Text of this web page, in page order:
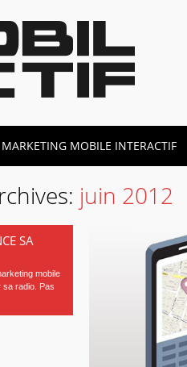
MARKETING MOBILE INTERACTIF
juin 2012
SA
mobile
sa radio. Pas